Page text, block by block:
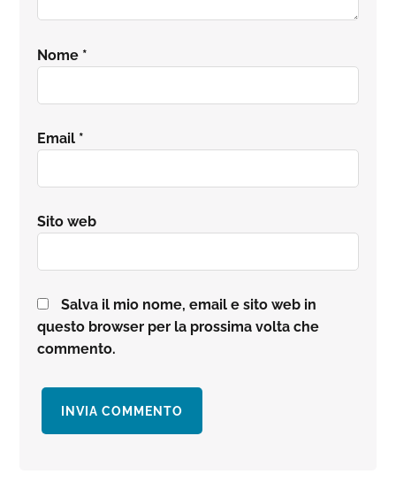
Nome *
Email *
Sito web
Salva il mio nome, email e sito web in
questo browser per la prossima volta che
commento.